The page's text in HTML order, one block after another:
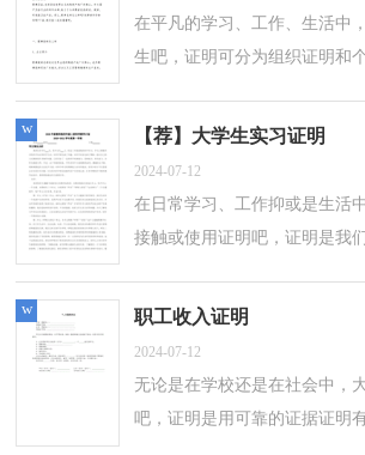
在平凡的学习、工作、生活中
生吧，证明可分为组织证明和
证明，希望对大家有所帮助。
【荐】大学生实习证明
2024-07-12
在日常学习、工作抑或是生活
接触或使用证明吧，证明是我
家整理的大学生实习证明，仅
w
职工收入证明
2024-07-12
无论是在学校还是在社会中，
吧，证明是用可靠的证据证明
w